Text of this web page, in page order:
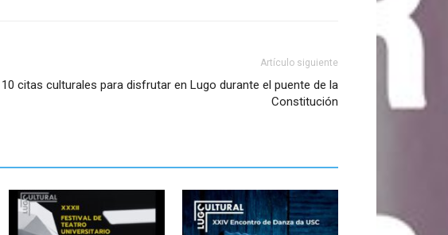
Artículo siguiente
10 citas culturales para disfrutar en Lugo durante el puente de la
Constitución